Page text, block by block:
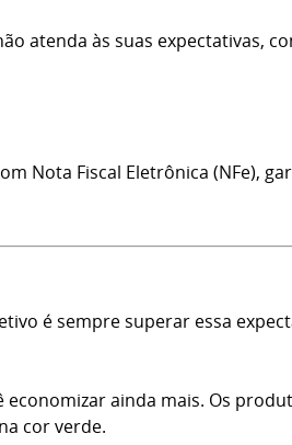
atenda às suas expectativas,
Nota Fiscal Eletrônica (NFe),
é sempre superar essa
ainda mais. Os
cor verde.